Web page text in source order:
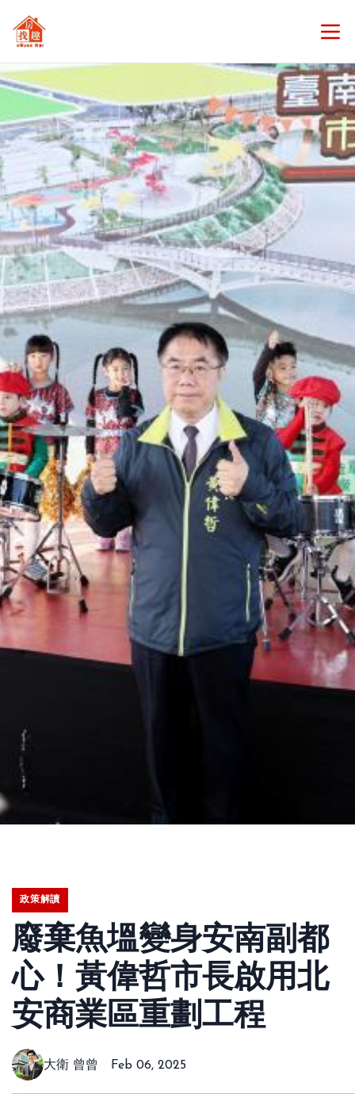
政策解讀
廢棄魚塭變身安南副都
心！黃偉哲市長啟用北
安商業區重劃工程
大衛 曾曾 Feb 06, 2025